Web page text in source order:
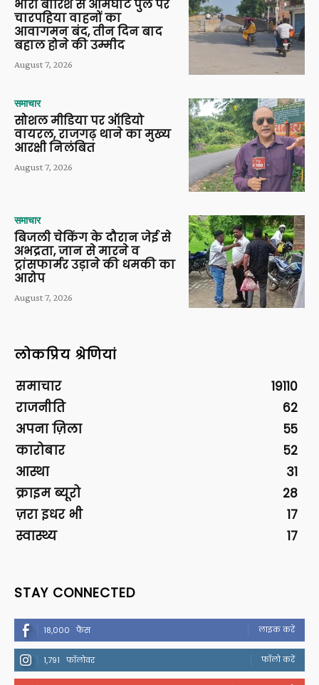
भारी बारिश से आमघाट पुल पर
चारपहिया वाहनों का
आवागमन बंद, तीन दिन बाद
बहाल होने की उम्मीद
August 7, 2026
समाचार
सोशल मीडिया पर ऑडियो
वायरल, राजगढ़ थाने का मुख्य
आरक्षी निलंबित
August 7, 2026
समाचार
बिजली चेकिंग के दौरान जेई से
अभद्रता, जान से मारने व
ट्रांसफार्मर उड़ाने की धमकी का
आरोप
August 7, 2026
लोकप्रिय श्रेणियां
समाचार
19110
राजनीति
62
अपना ज़िला
55
कारोबार
52
आस्था
31
क्राइम ब्यूरो
28
ज़रा इधर भी
17
स्वास्थ्य
17
STAY CONNECTED
18,000 फैंस लाइक करें
1,791 फॉलोवर फॉलो करें